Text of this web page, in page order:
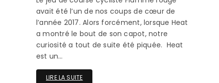
avait été l’un de nos coups de cœur de
l’année 2017. Alors forcément, lorsque Heat
a montré le bout de son capot, notre
curiosité a tout de suite été piquée. Heat
est un…
LIRE LA SUITE